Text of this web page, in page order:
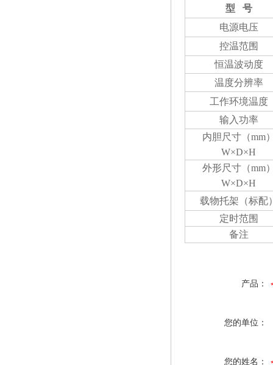
型
号
电源电压
控温范围
恒温波动度
温度分辨率
工作环境温度
输入功率
内胆尺寸（mm
W×D×H
外形尺寸（mm
W×D×H
载物托架（标配
定时范围
备注
产品：
您的单位：
您的姓名：